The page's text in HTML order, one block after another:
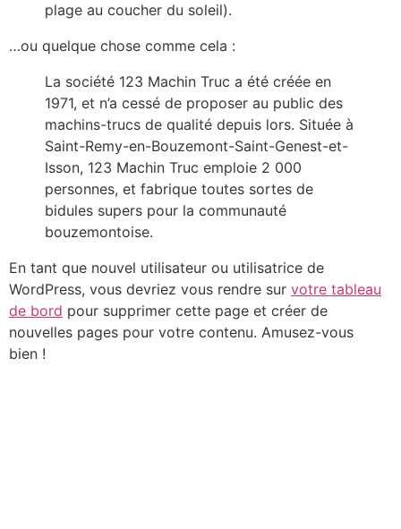
plage au coucher du soleil).
…ou quelque chose comme cela :
La société 123 Machin Truc a été créée en
1971, et n’a cessé de proposer au public des
machins-trucs de qualité depuis lors. Située à
Saint-Remy-en-Bouzemont-Saint-Genest-et-
Isson, 123 Machin Truc emploie 2 000
personnes, et fabrique toutes sortes de
bidules supers pour la communauté
bouzemontoise.
En tant que nouvel utilisateur ou utilisatrice de
WordPress, vous devriez vous rendre sur votre tableau
de bord pour supprimer cette page et créer de
nouvelles pages pour votre contenu. Amusez-vous
bien !